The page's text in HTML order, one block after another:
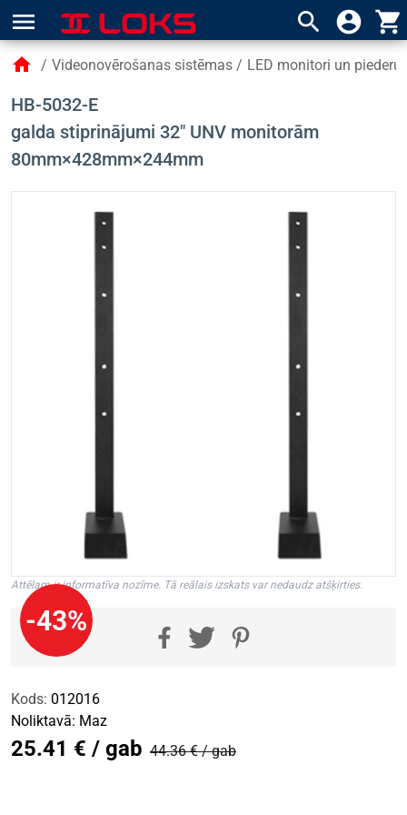
menu search account_circle shopping_cart
home / Videonovērošanas sistēmas / LED monitori un
HB-5032-E
galda stiprinājumi 32" UNV monitorām
80mm×428mm×244mm
-43%
Attēlam ir informatīva nozīme. Tā reālais izskats var nedaudz atšķirties.
Kods: 012016
Noliktavā: Maz
25.41 € / gab 44.36 € / gab